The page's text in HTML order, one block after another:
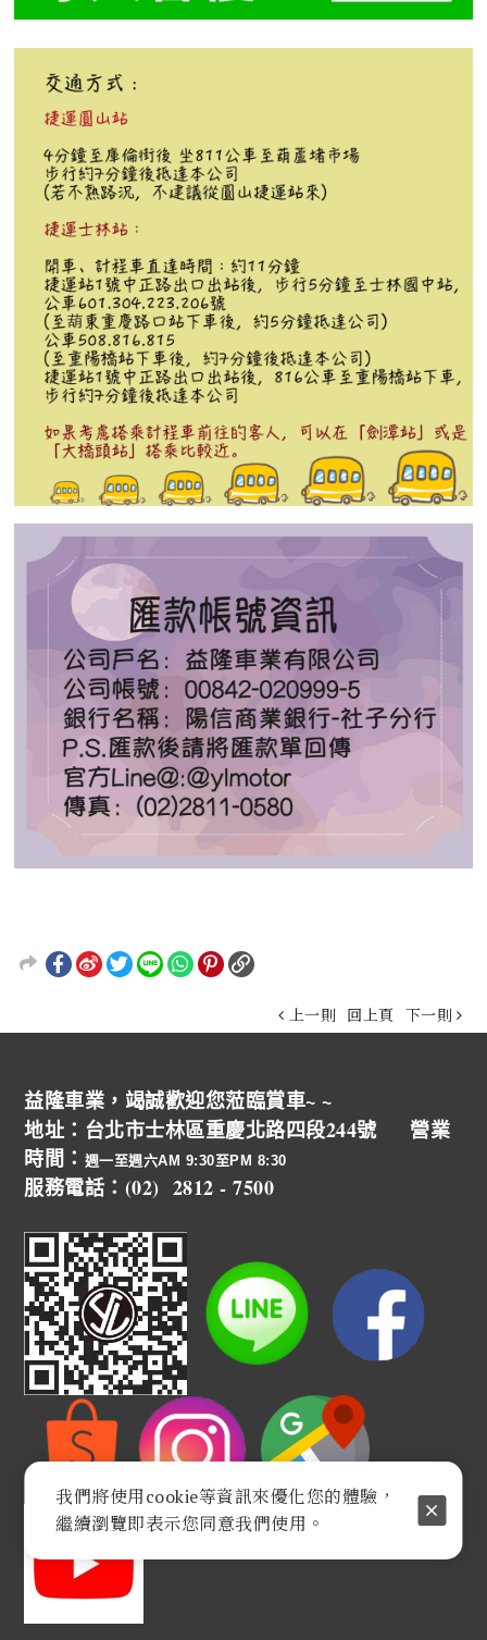
上一則 回上頁 下一則
益隆車業，竭誠歡迎您蒞臨賞車~ ~
地址：台北市士林區重慶北路四段244號 營業
時間： 週一至週六AM 9:30至PM 8:30
服務電話：(02) 2812 - 7500
我們將使用cookie等資訊來優化您的體驗，
繼續瀏覽即表示您同意我們使用。